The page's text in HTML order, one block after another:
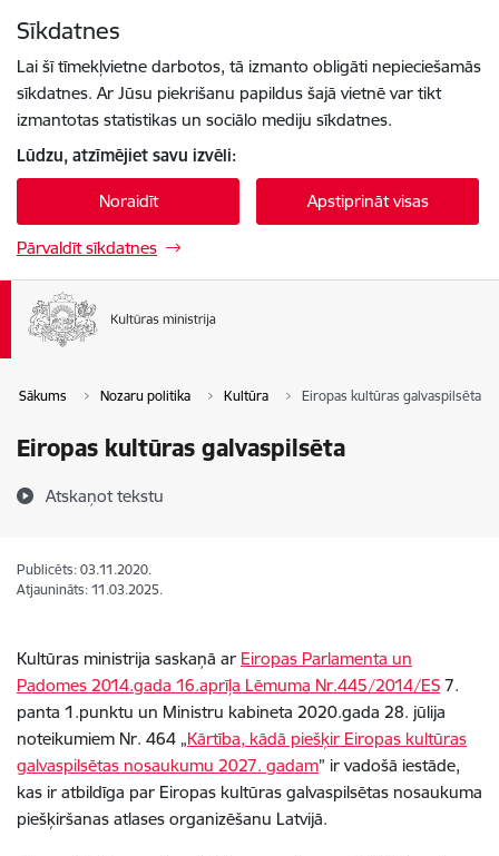
Sīkdatnes
Lai šī tīmekļvietne darbotos, tā izmanto obligāti nepieciešamās
sīkdatnes. Ar Jūsu piekrišanu papildus šajā vietnē var tikt
izmantotas statistikas un sociālo mediju sīkdatnes.
Lūdzu, atzīmējiet savu izvēli:
Noraidīt Apstiprināt visas
Pārvaldīt sīkdatnes
Sākums Nozaru politika Kultūra Eiropas kultūras galvaspilsēta
Eiropas kultūras galvaspilsēta
Atskaņot tekstu
Publicēts: 03.11.2020.
Atjaunināts: 11.03.2025.
Kultūras ministrija saskaņā ar Eiropas Parlamenta un
Padomes 2014.gada 16.aprīļa Lēmuma Nr.445/2014/ES 7.
panta 1.punktu un Ministru kabineta 2020.gada 28. jūlija
noteikumiem Nr. 464 „Kārtība, kādā piešķir Eiropas kultūras
galvaspilsētas nosaukumu 2027. gadam” ir vadošā iestāde,
kas ir atbildīga par Eiropas kultūras galvaspilsētas nosaukuma
piešķiršanas atlases organizēšanu Latvijā.